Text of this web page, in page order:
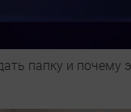
папку и почему